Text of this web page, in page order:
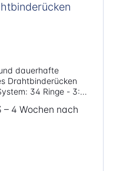
dauerhafte
Drahtbinderücken
4 Wochen nach